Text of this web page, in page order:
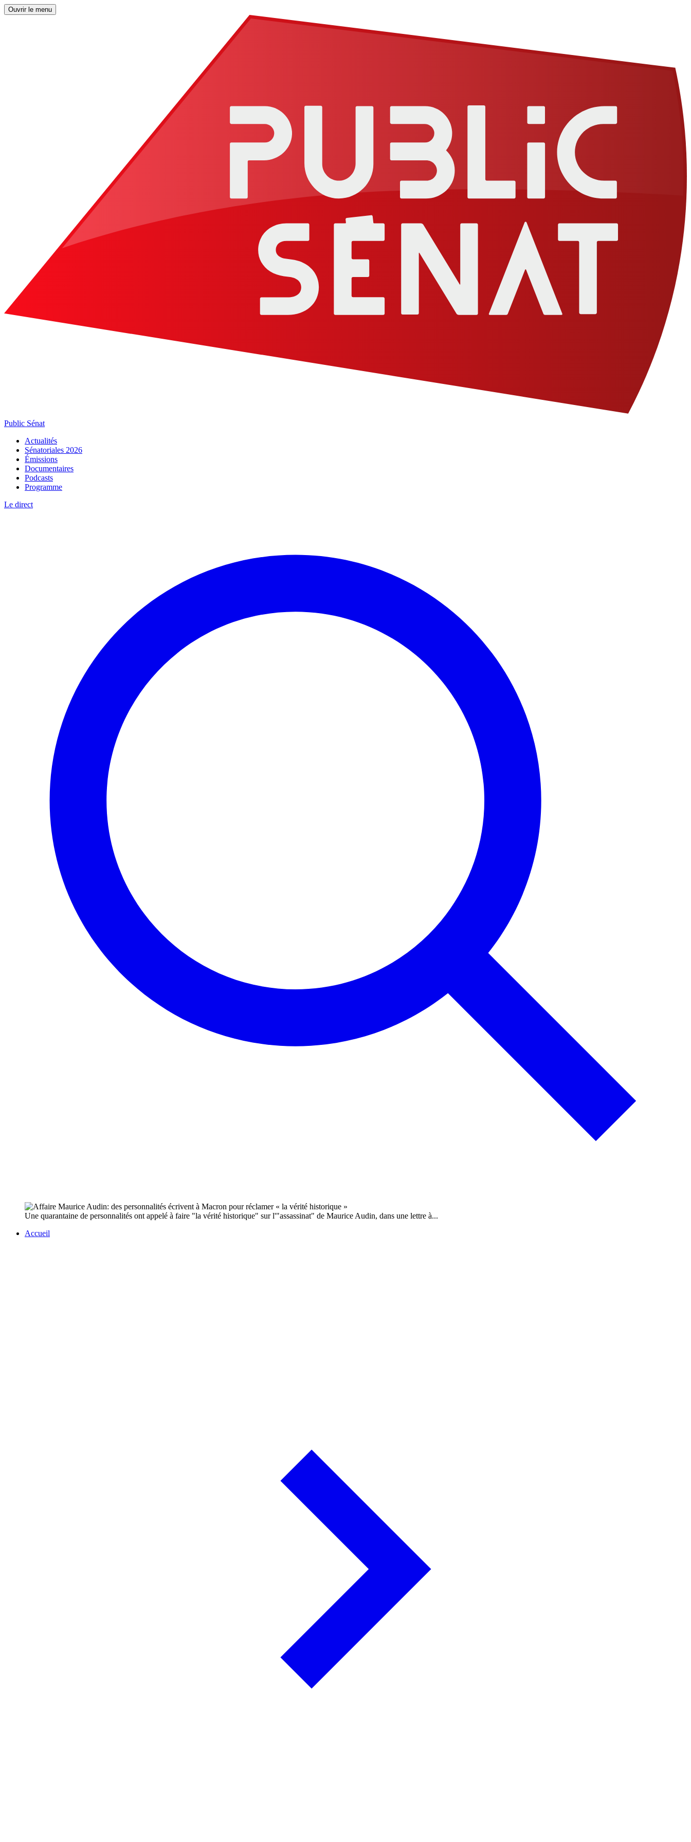
Ouvrir le menu
Public Sénat
Actualités
Sénatoriales 2026
Émissions
Documentaires
Podcasts
Programme
Le direct
Une quarantaine de personnalités ont appelé à faire "la vérité historique" sur l'"assassinat" de Maurice Audin, dans une lettre à...
Accueil